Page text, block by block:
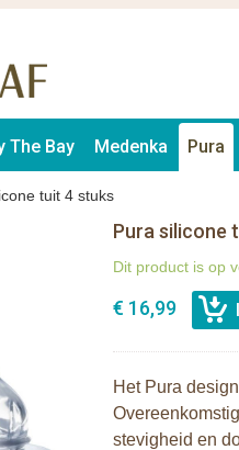
The Bay Medenka Pura
tuit 4 stuks
Pura silicone
Dit product is op
€ 16,99
Het Pura
stevigheid en